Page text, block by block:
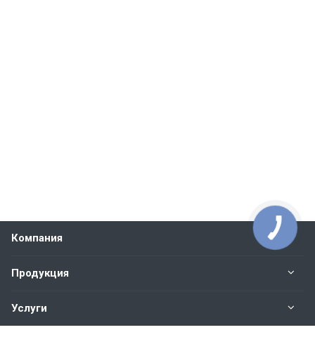
Компания
Продукция
Услуги